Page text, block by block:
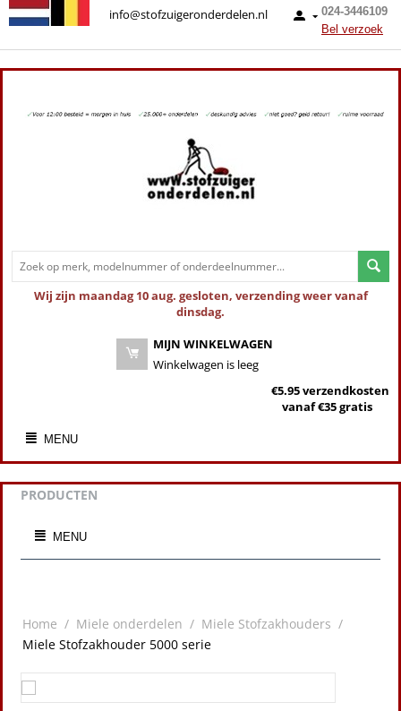
024-3446109
Bel verzoek
info@stofzuigeronderdelen.nl
Wij zijn maandag 10 aug. gesloten, verzending weer vanaf
dinsdag.
MIJN WINKELWAGEN
Winkelwagen is leeg
€5.95 verzendkosten
vanaf €35 gratis
MENU
PRODUCTEN
MENU
Home / Miele onderdelen / Miele Stofzakhouders /
Miele Stofzakhouder 5000 serie